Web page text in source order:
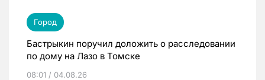
Город
Бастрыкин поручил доложить о расследовании
по дому на Лазо в Томске
08:01 / 04.08.26